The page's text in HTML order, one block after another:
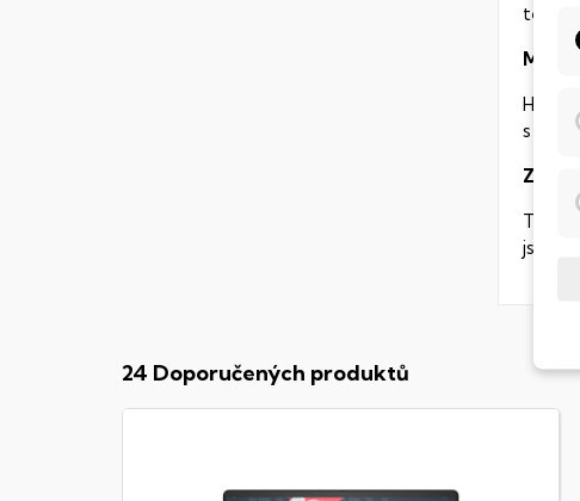
MSI
Herní
s
jsou
24 Doporučených produktů